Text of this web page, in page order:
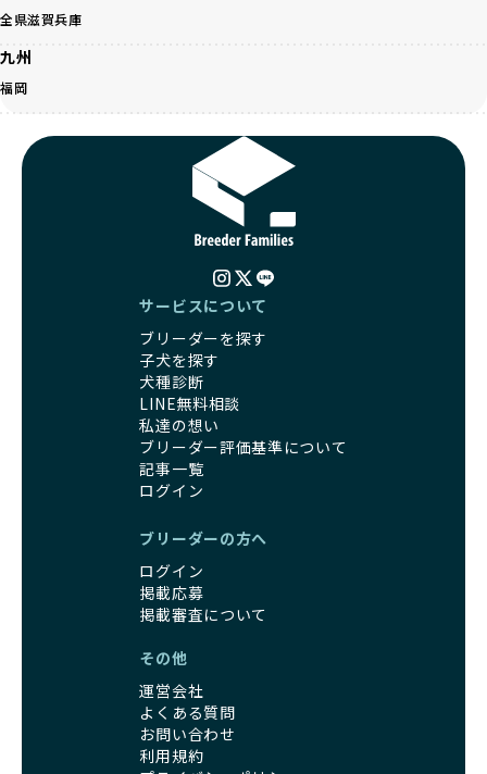
BreederFamiliesに登録されているブリーダーは、子犬が心
身ともに健康に育つための環境づくりに全力を注いでいま
す。
遺伝的なリスクを最小限に抑えた繁殖計画、栄養バランスが
考えられた食事、子犬がのびのびと動ける適度な運動環境、
その結果、BreederFamiliesを通じてお迎えする子犬は、元
気で健康なスタートを切れることが大きな魅力です。
子犬の社会性は、家庭でのしつけをスムーズにする重要なポ
イントです。BreederFamiliesのブリーダーは、母犬や兄弟
犬、人との触れ合いの時間をしっかり確保し、子犬が自然に
家庭に迎えたその日から、すでに社会性の基盤ができている
ため、新しい環境にもスムーズに適応できます。
これにより、飼い主さんにとっても安心してスタートできる
BreederFamiliesのブリーダーは、犬種に関する豊富な知識
と経験を持っています。そのため、子犬を迎えた後の健康管
理やしつけ、生活スタイルに合わせた育て方について、丁寧
なアドバイスを受けられます。「この犬種ならではの特徴
は？」「食事はどうしたらいい？」など、疑問や悩みがあれ
るポイントです。
クリアした方々だけです。運営チームがブリーダーに直接ヒ
アリングを行い、現地確認を経て透明性の高い情報を公開し
これにより、ユーザーは見た目だけでなく、育成環境や健康
管理体制、社会性の取り組みといった客観的なデータを基に
安心して子犬を選ぶことができます。
子犬のお迎えまでのやりとりに不安を感じる方も多いかもし
れませんが、BreederFamiliesならその心配は無用です。
運営チームがブリーダーとのやりとりを全面的にサポートし
カラーの子犬を販売する場合は、健康リスクを十分に理解
し、飼い主にそのリスクについて丁寧に説明しています。食
ワンちゃんの健康を第一にした繁殖を心がけています。
「見た目以上に健康重視」の詳細はこちら
引退犬とは、繁殖期を終えたワンちゃんたちのことを指しま
優良ブリーダーは、引退犬も家族の一員として、彼らの幸せ
を願っています。よって、引退後も自宅で飼育を続けるか、
一方、営利優先ブリーダーは引退犬を「コスト」として考
団体に引き渡されることもあり、ワンちゃんの生活が不安定
になる可能性が高まります。
引退犬に対する扱いがどうなっているかも、優良ブリーダー
を見分けるポイントとなります。
「引退犬も大切に」の詳細はこちら
社会化とは、ワンちゃんが人間や他の犬、日常の環境にスム
会化は、生後3週間から12週間頃の「社会化期」と呼ばれる
時期が特に重要です。この期間は、ブリーダーが飼育してい
る時期と重なるため、ワンちゃんが人や他の犬、家庭環境に
対して適応力を高めるための基礎を築く貴重な機会となりま
他の犬との遊び、人や日常的な家庭環境への慣れを促すこと
で社会化を進めています。これにより、新しい家族に迎えら
れた後もストレスなく過ごせるようサポートします。
営利優先ブリーダーは、母犬から早期に分離し、ケージ内で
の生活が中心となるため、ワンちゃんが他の犬や人と触れ合
全県滋賀兵庫
九州
福岡
サービスについて
ブリーダーを探す
子犬を探す
犬種診断
LINE無料相談
私達の想い
ブリーダー評価基準について
記事一覧
ログイン
ブリーダーの方へ
ログイン
掲載応募
掲載審査について
その他
運営会社
よくある質問
お問い合わせ
利用規約